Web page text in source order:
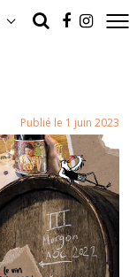
Publié le 1 juin 2023